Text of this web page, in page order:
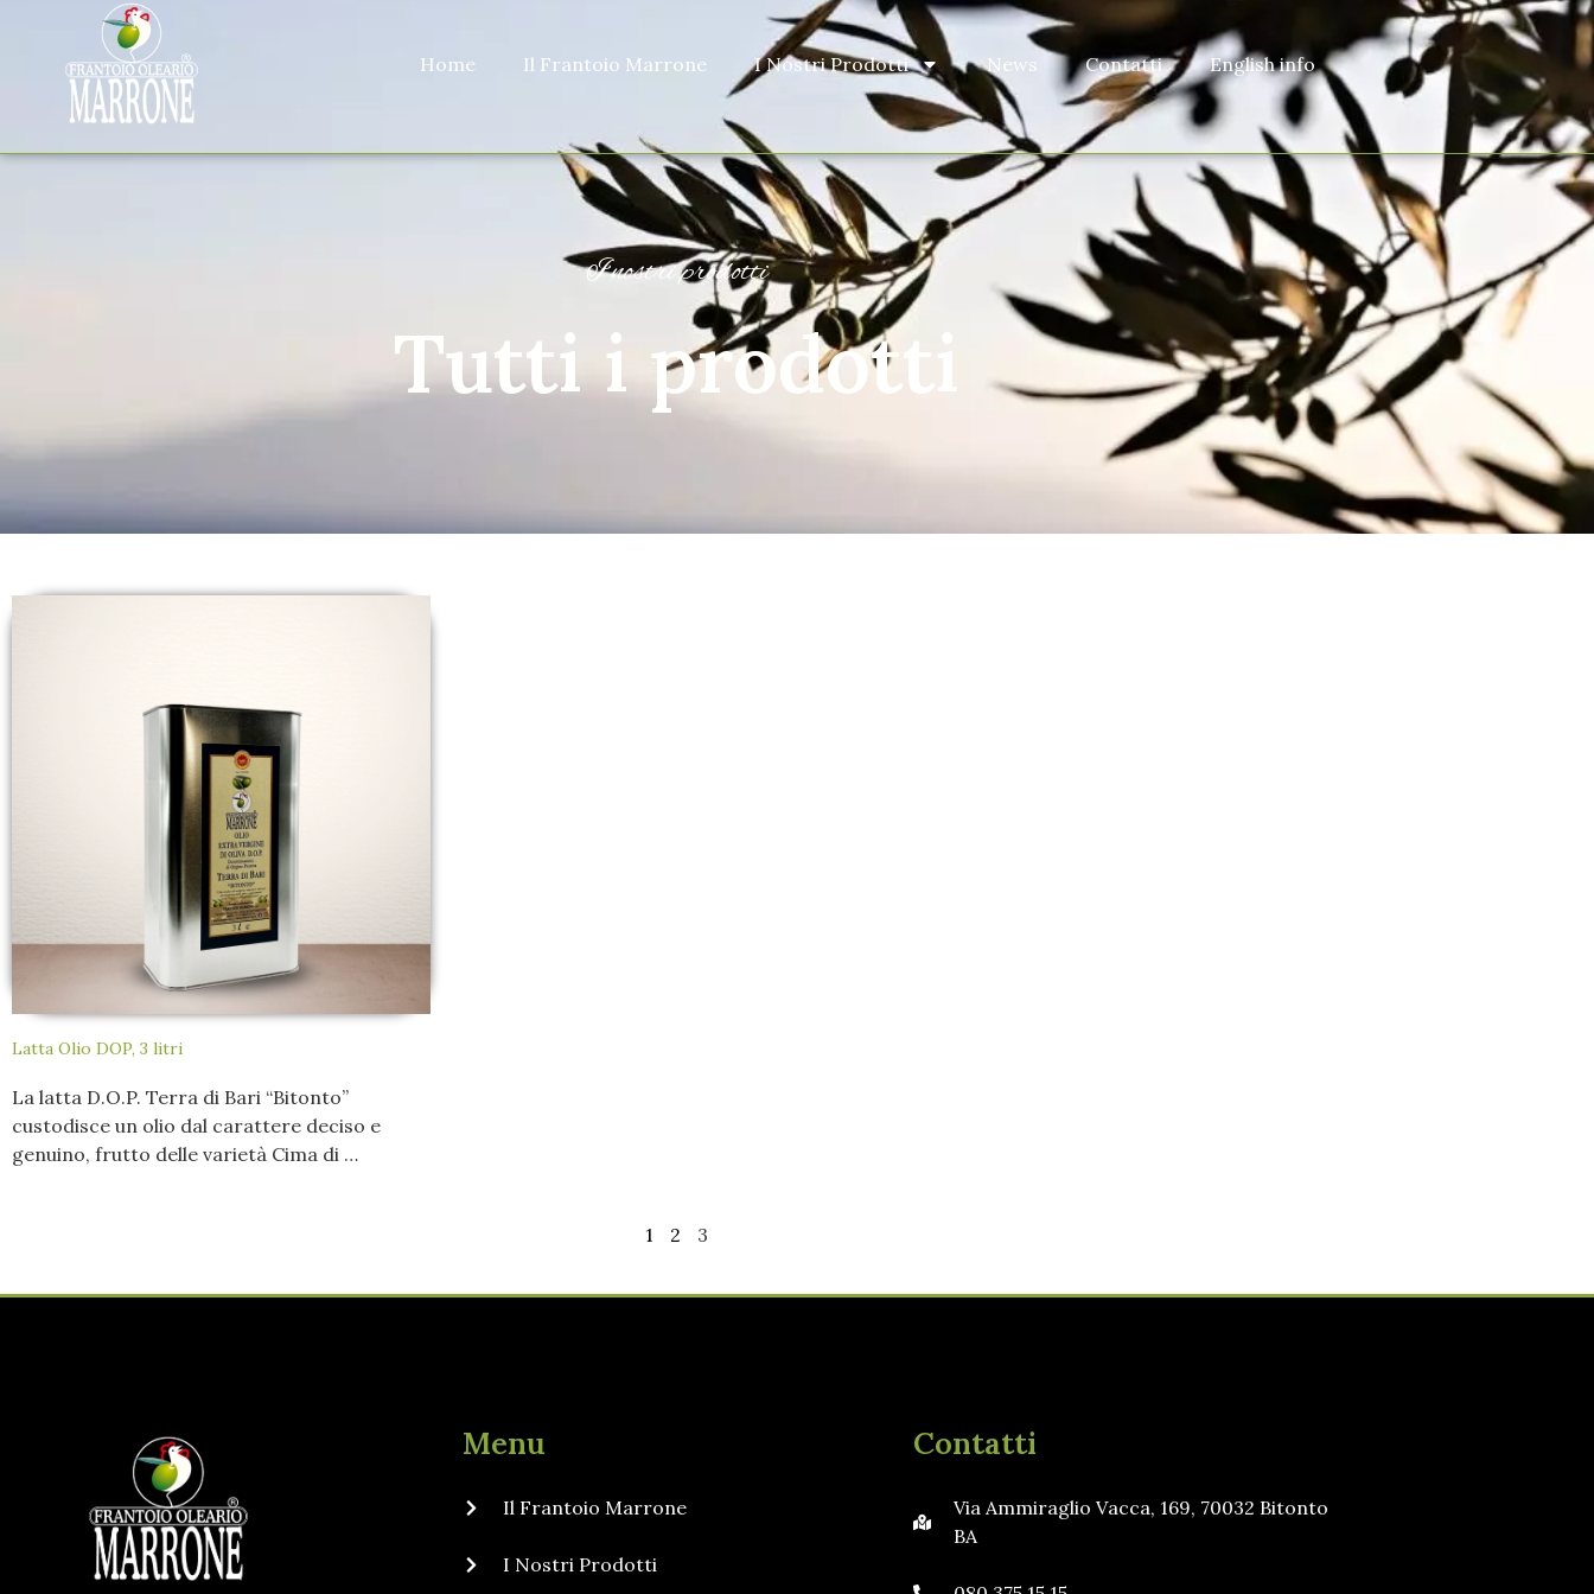
Home Il Frantoio Marrone I Nostri Prodotti News Contatti English info
I nostri prodotti
Tutti i prodotti
Latta Olio DOP, 3 litri
La latta D.O.P. Terra di Bari “Bitonto”
custodisce un olio dal carattere deciso e
genuino, frutto delle varietà Cima di …
1 2 3
Menu
Il Frantoio Marrone
I Nostri Prodotti
Contatti
Via Ammiraglio Vacca, 169, 70032 Bitonto
BA